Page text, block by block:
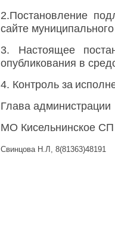
2.Постановление
сайте
3. Настоящее
опубликования в
4. Контроль за
Глава администрации
МО Кисельнинское СП
Свинцова Н.Л, 8(81363)48191